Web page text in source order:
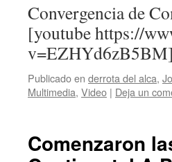
Convergencia de
[youtube https://
v=EZHYd6zB5BM]
Publicado en derrota del alca,
Multimedia, Video | Deja un
Comenzaron